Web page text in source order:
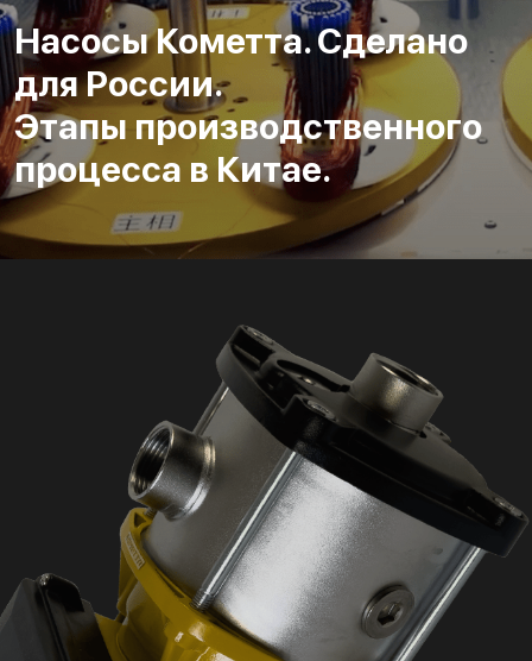
Насосы Кометта. Сделано
для России.
Этапы производственного
процесса в Китае.